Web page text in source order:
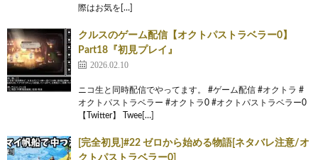
際はお気を[…]
クルスのゲーム配信【オクトパストラベラー0】
Part18『初見プレイ』
2026.02.10
ニコ生と同時配信でやってます。 #ゲーム配信 #オクトラ #
オクトパストラベラー #オクトラ0 #オクトパストラベラー0
【Twitter】 Twee[…]
[完全初見]#22 ゼロから始める物語[ネタバレ注意/オ
クトパストラベラー0]